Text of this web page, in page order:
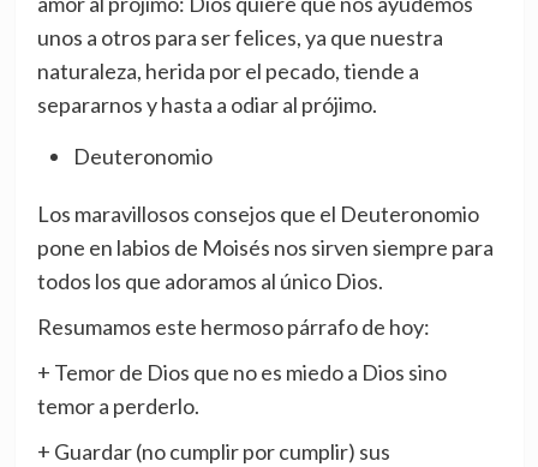
unos a otros para ser felices, ya que nuestra
naturaleza, herida por el pecado, tiende a
separarnos y hasta a odiar al prójimo.
Deuteronomio
Los maravillosos consejos que el Deuteronomio
pone en labios de Moisés nos sirven siempre para
todos los que adoramos al único Dios.
Resumamos este hermoso párrafo de hoy:
+ Temor de Dios que no es miedo a Dios sino
temor a perderlo.
+ Guardar (no cumplir por cumplir) sus